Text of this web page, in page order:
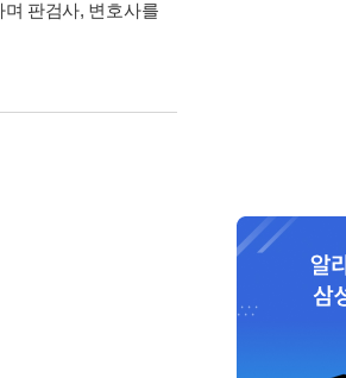
판검사, 변호사를